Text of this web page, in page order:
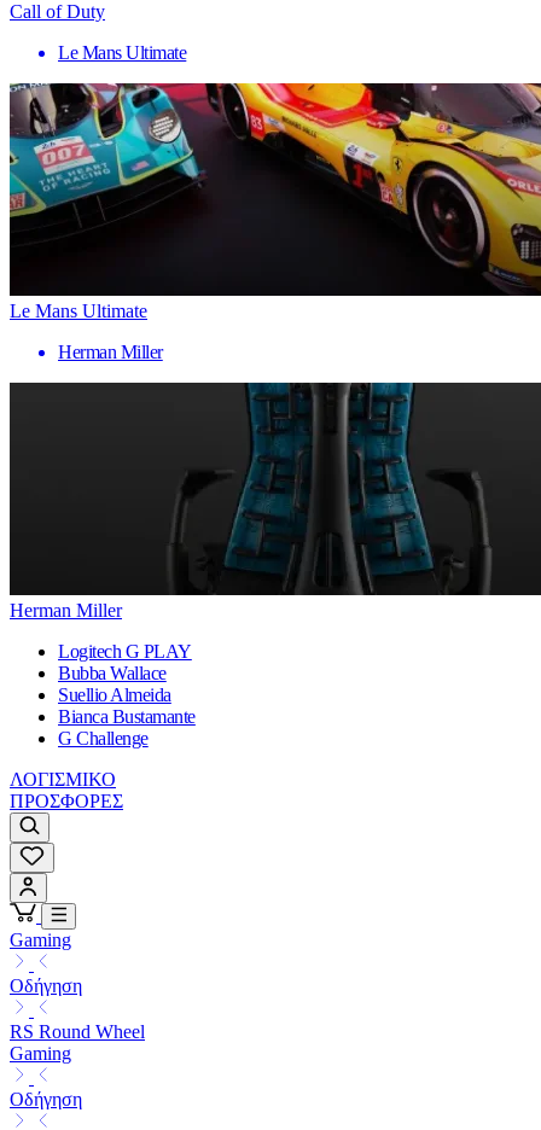
Call of Duty
Le Mans Ultimate
Le Mans Ultimate
Herman Miller
Herman Miller
Logitech G PLAY
Bubba Wallace
Suellio Almeida
Bianca Bustamante
G Challenge
ΛΟΓΙΣΜΙΚΟ
ΠΡΟΣΦΟΡΕΣ
Gaming
Οδήγηση
RS Round Wheel
Gaming
Οδήγηση